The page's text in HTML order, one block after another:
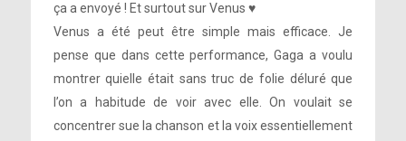
ça a envoyé ! Et surtout sur Venus ♥
Venus a été peut être simple mais efficace. Je
pense que dans cette performance, Gaga a voulu
montrer quielle était sans truc de folie déluré que
l’on a habitude de voir avec elle. On voulait se
concentrer sue la chanson et la voix essentiellement